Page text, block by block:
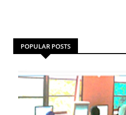
POPULAR POSTS